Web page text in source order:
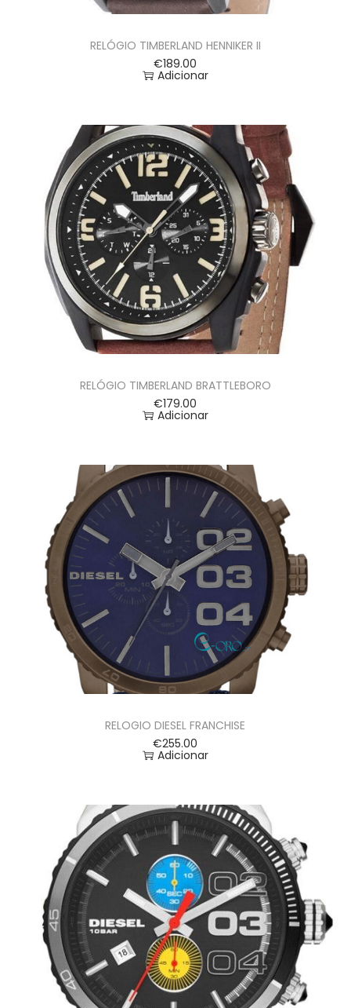
RELÓGIO TIMBERLAND HENNIKER II
€189.00
Adicionar
RELÓGIO TIMBERLAND BRATTLEBORO
€179.00
Adicionar
RELOGIO DIESEL FRANCHISE
€255.00
Adicionar